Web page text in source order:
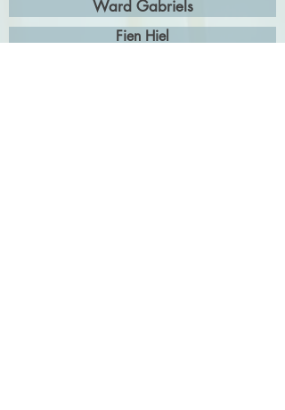
Ward Gabriels
Fien Hiel